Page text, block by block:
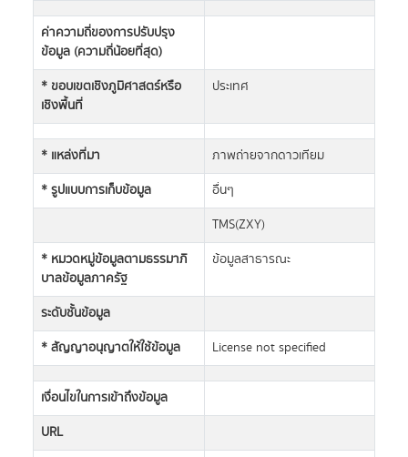
ค่าความถี่ของการปรับปรุง
ข้อมูล (ความถี่น้อยที่สุด)
* ขอบเขตเชิงภูมิศาสตร์หรือ
เชิงพื้นที่
ประเทศ
* แหล่งที่มา
ภาพถ่ายจากดาวเทียม
* รูปแบบการเก็บข้อมูล
อื่นๆ
TMS(ZXY)
* หมวดหมู่ข้อมูลตามธรรมาภิ
บาลข้อมูลภาครัฐ
ข้อมูลสาธารณะ
ระดับชั้นข้อมูล
* สัญญาอนุญาตให้ใช้ข้อมูล
License not specified
เงื่อนไขในการเข้าถึงข้อมูล
URL